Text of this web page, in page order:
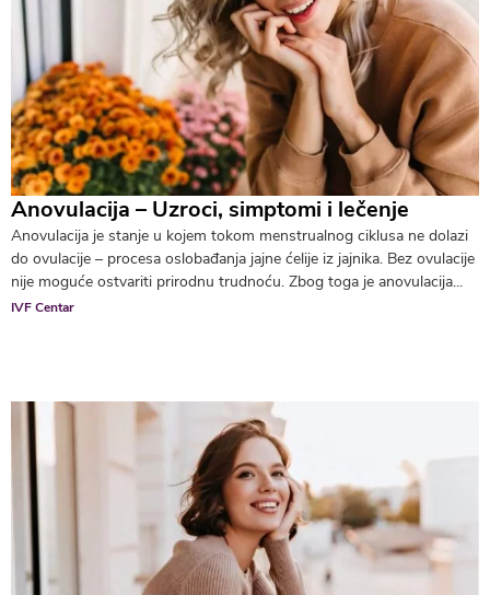
Anovulacija – Uzroci, simptomi i lečenje
Anovulacija je stanje u kojem tokom menstrualnog ciklusa ne dolazi
do ovulacije – procesa oslobađanja jajne ćelije iz jajnika. Bez ovulacije
nije moguće ostvariti prirodnu trudnoću. Zbog toga je anovulacija...
IVF Centar